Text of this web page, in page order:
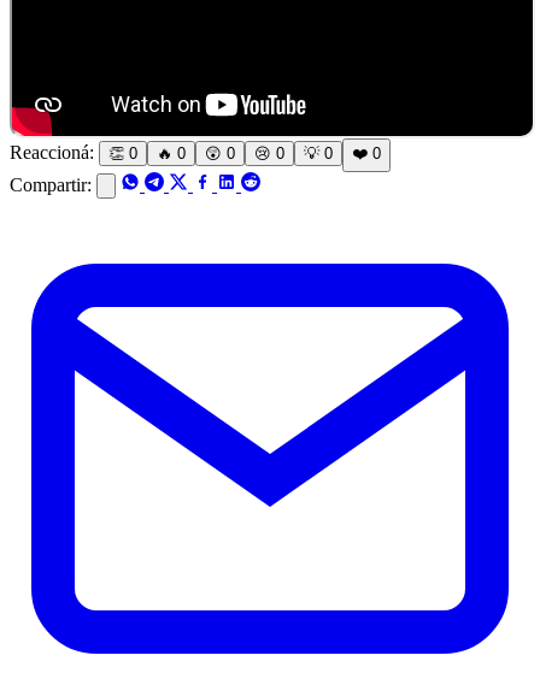
Reaccioná: 👏 0 🔥 0 😲 0 😢 0 💡 0 ❤️ 0
Compartir: